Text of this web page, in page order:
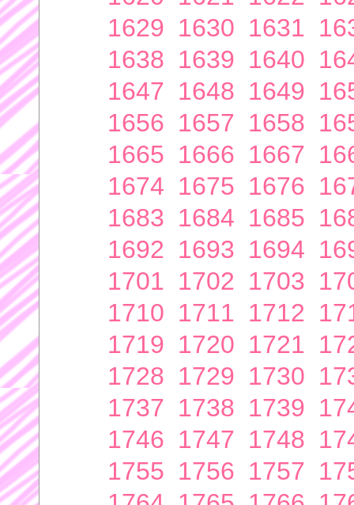
1629 1630 1631
1638 1639 1640
1647 1648 1649
1656 1657 1658
1665 1666 1667
1674 1675 1676
1683 1684 1685
1692 1693 1694
1701 1702 1703
1710 1711 1712
1719 1720 1721
1728 1729 1730
1737 1738 1739
1746 1747 1748
1755 1756 1757